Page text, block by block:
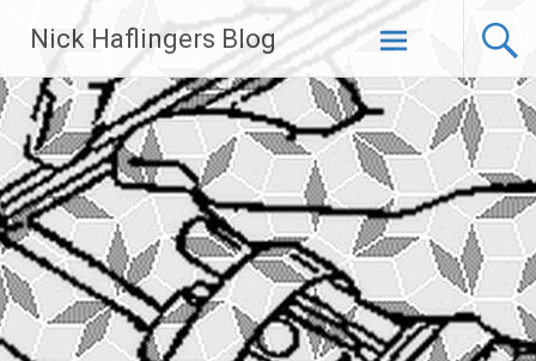
Inhalt
springen
Nick Haflingers Blog